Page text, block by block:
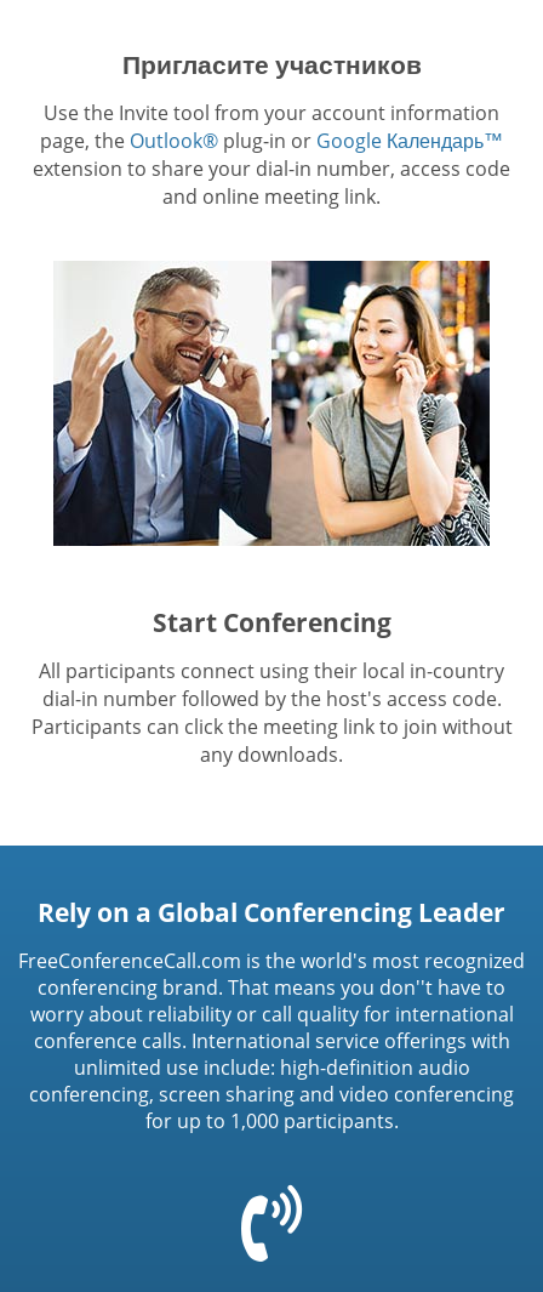
Пригласите участников
Use the Invite tool from your account information
page, the Outlook® plug-in or Google Календарь™
extension to share your dial-in number, access code
and online meeting link.
Start Conferencing
All participants connect using their local in-country
dial-in number followed by the host's access code.
Participants can click the meeting link to join without
any downloads.
Rely on a Global Conferencing Leader
FreeConferenceCall.com is the world's most recognized
conferencing brand. That means you don''t have to
worry about reliability or call quality for international
conference calls. International service offerings with
unlimited use include: high-definition audio
conferencing, screen sharing and video conferencing
for up to 1,000 participants.
t('common.phone_icon')